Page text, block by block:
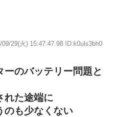
09/29(火) 15:47:47.98 ID:k0uls3bh0
のバッテリー問題と
れた途端に
のも少なくない